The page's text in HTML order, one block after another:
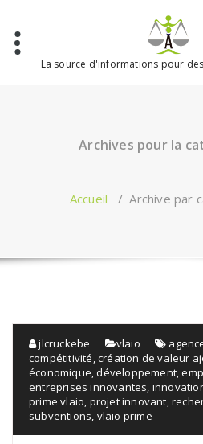
contenu
La source d'informations pour
Archives pour la
Accueil /Archive par
jlcruckebe vlaio
compétitivité ,création de valeur
économique ,développement ,
entreprises innovantes
prime vlaio projet innovant ,
subventions vlaio prime